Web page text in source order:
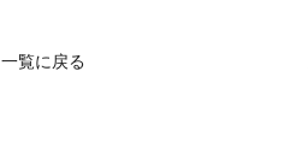
一覧に戻る